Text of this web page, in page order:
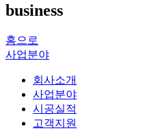
business
홈으로
사업분야
회사소개
사업분야
시공실적
고객지원